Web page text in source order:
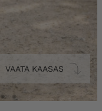
VAATA KAASAS